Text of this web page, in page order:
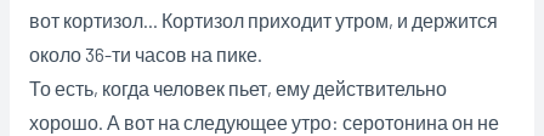
вот кортизол… Кортизол приходит утром, и держится
около 36-ти часов на пике.
То есть, когда человек пьет, ему действительно
хорошо. А вот на следующее утро: серотонина он не